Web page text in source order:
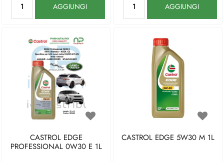
AGGIUNGI AGGIUNGI
CASTROL EDGE
PROFESSIONAL 0W30 E 1L
CASTROL EDGE 5W30 M 1L